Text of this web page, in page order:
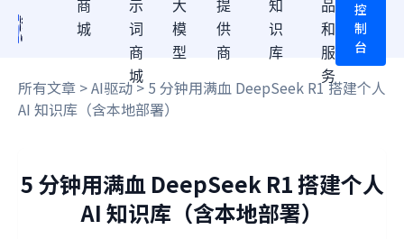
商
城
示
词
商
城
大
模
型
提
供
商
知
识
库
品
和
服
务
控
制
台
所有文章 >AI驱动> 5 分钟用满血 DeepSeek R1 搭建个人
AI 知识库（含本地部署）
5 分钟用满血 DeepSeek R1 搭建个人
AI 知识库（含本地部署）